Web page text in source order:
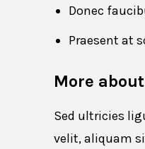
Donec
Praesent at
More
Sed ultricies
velit, aliquam